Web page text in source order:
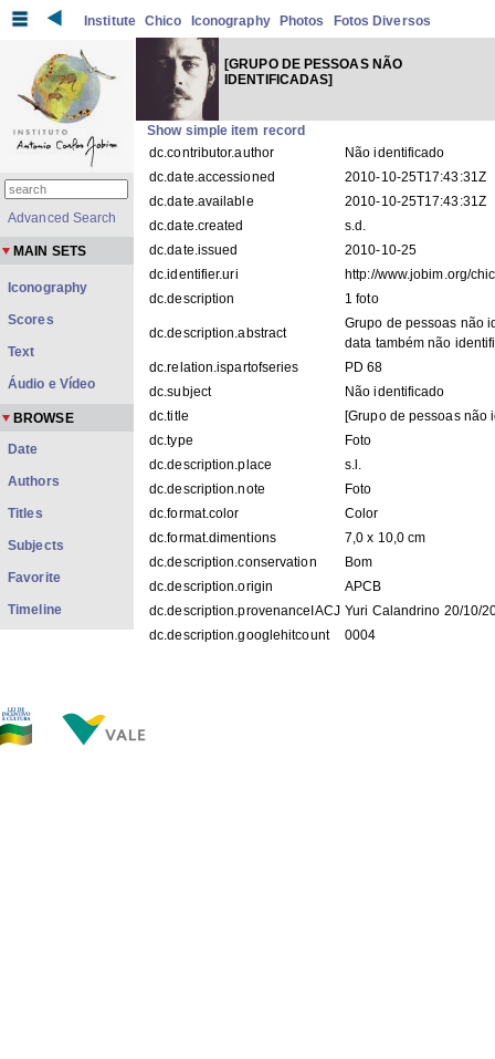
Institute Chico Iconography Photos Fotos Diversos
[GRUPO DE PESSOAS NÃO
IDENTIFICADAS]
Show simple item record
dc.contributor.author
Não identificado
dc.date.accessioned
2010-10-25T17:43:31Z
dc.date.available
2010-10-25T17:43:31Z
dc.date.created
s.d.
dc.date.issued
2010-10-25
dc.identifier.uri
http://www.jobim.org/
dc.description
1 foto
dc.description.abstract
Grupo de pessoas não
data também não
dc.relation.ispartofseries
PD 68
dc.subject
Não identificado
dc.title
[Grupo de pessoas não
dc.type
Foto
dc.description.place
s.l.
dc.description.note
Foto
dc.format.color
Color
dc.format.dimentions
7,0 x 10,0 cm
dc.description.conservation
Bom
dc.description.origin
APCB
dc.description.provenanceIACJ Yuri Calandrino 20/10/
dc.description.googlehitcount
0004
Advanced Search
MAIN SETS
Iconography
Scores
Text
Áudio e Vídeo
BROWSE
Date
Authors
Titles
Subjects
Favorite
Timeline